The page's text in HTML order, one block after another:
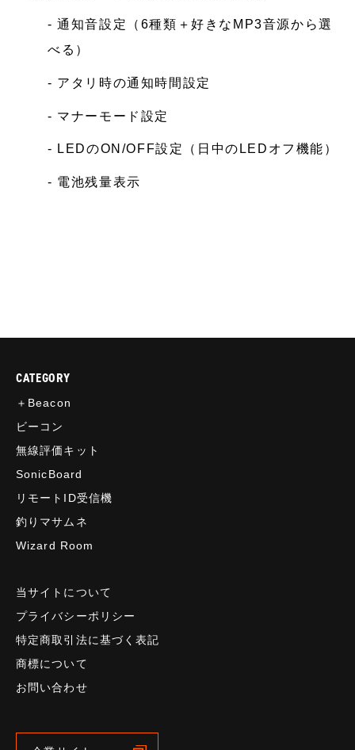
- 通知音設定（6種類＋好きなMP3音源から選
べる）
- アタリ時の通知時間設定
- マナーモード設定
- LEDのON/OFF設定（日中のLEDオフ機能）
- 電池残量表示
CATEGORY
＋Beacon
ビーコン
無線評価キット
SonicBoard
リモートID受信機
釣りマサムネ
Wizard Room
当サイトについて
プライバシーポリシー
特定商取引法に基づく表記
商標について
お問い合わせ